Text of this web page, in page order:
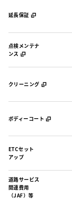
延長保証
点検メンテナ
ンス
クリーニング
ボディーコート
ETCセット
アップ
道路サービス
関連費用
（JAF）等